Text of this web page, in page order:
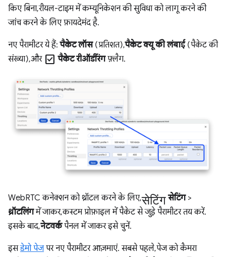
किए बिना, रीयल-टाइम में कम्यूनिकेशन की सुविधा को लागू करने की
जांच करने के लिए फ़ायदेमंद है.
नए पैरामीटर ये हैं:पैकेट लॉस(प्रतिशत),पैकेट क्यू की लंबाई(पैकेट की
संख्या), और check_box पैकेट रीऑर्डरिंगफ़्लैग.
WebRTC कनेक्शन को थ्रॉटल करने के लिए,सेटिंग सेटिंग>
थ्रॉटलिंगमें जाकर, कस्टम प्रोफ़ाइल में पैकेट से जुड़े पैरामीटर तय करें.
इसके बाद,नेटवर्कपैनल में जाकर इसे चुनें.
इसडेमो पेजपर नए पैरामीटर आज़माएं. सबसे पहले, पेज को कैमरा